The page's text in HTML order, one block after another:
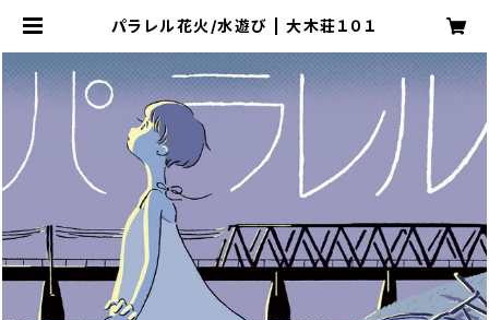
パラレル花火/水遊び | 大木荘１０１